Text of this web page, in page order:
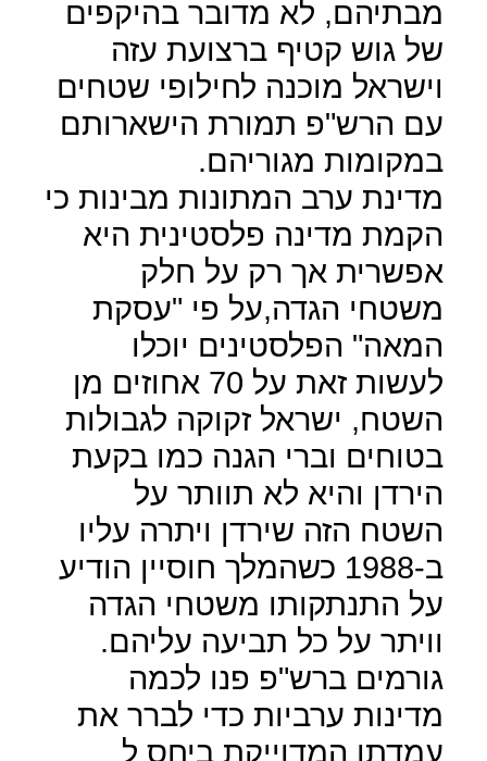
מבתיהם, לא מדובר בהיקפים
של גוש קטיף ברצועת עזה
וישראל מוכנה לחילופי שטחים
עם הרש"פ תמורת הישארותם
במקומות מגוריהם.
מדינת ערב המתונות מבינות כי
הקמת מדינה פלסטינית היא
אפשרית אך רק על חלק
משטחי הגדה,על פי "עסקת
המאה" הפלסטינים יוכלו
לעשות זאת על 70 אחוזים מן
השטח, ישראל זקוקה לגבולות
בטוחים וברי הגנה כמו בקעת
הירדן והיא לא תוותר על
השטח הזה שירדן ויתרה עליו
ב-1988 כשהמלך חוסיין הודיע
על התנתקותו משטחי הגדה
וויתר על כל תביעה עליהם.
גורמים ברש"פ פנו לכמה
מדינות ערביות כדי לברר את
עמדתן המדוייקת ביחס ל